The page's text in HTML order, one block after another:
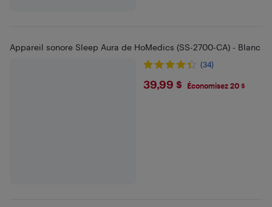
Appareil sonore Sleep Aura de HoMedics (SS-2700-CA) - Blanc
(34)
$39.99
39,99 $ Économisez 20 $